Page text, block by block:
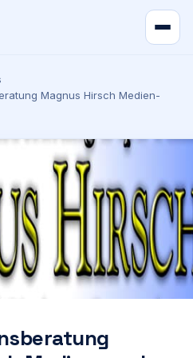
Magnus Hirsch Medien-